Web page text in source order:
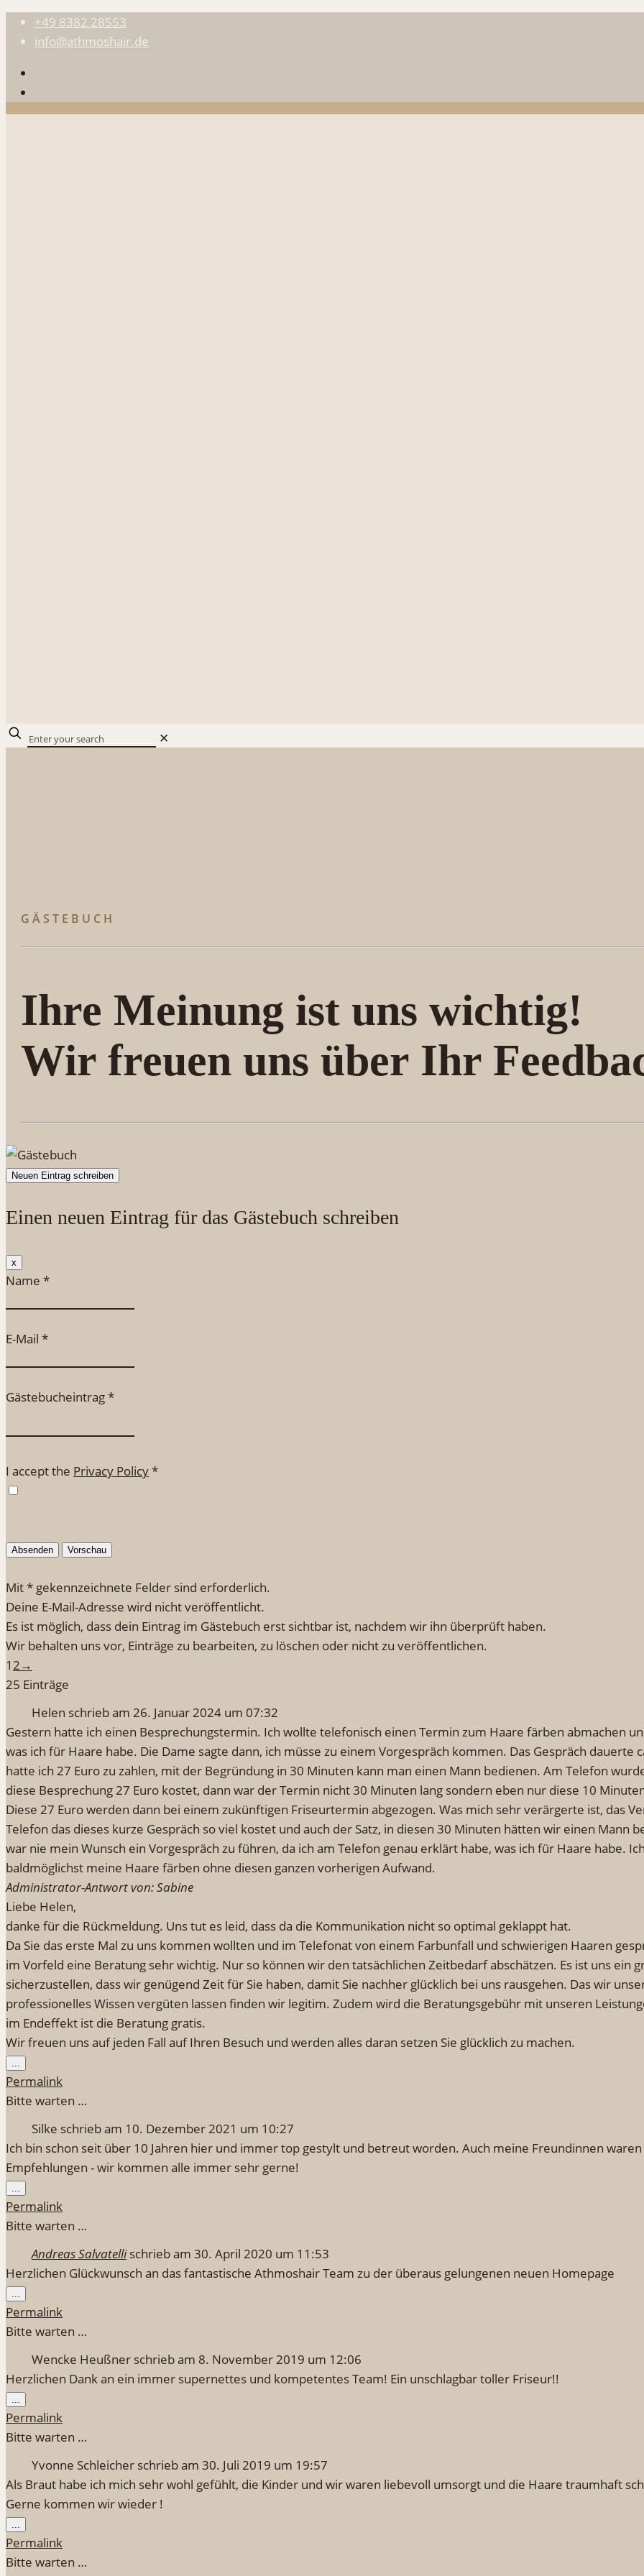
+49 8382 28553
info@athmoshair.de
✕
GÄSTEBUCH
Ihre Meinung ist uns wichtig!
Wir freuen uns über Ihr
Einen neuen Eintrag für das Gästebuch schreiben
x
Formular
ausblenden
Name *
E-Mail *
Gästebucheintrag*
I accept the Privacy Policy*
Mit * gekennzeichnete Felder sind erforderlich.
Deine E-Mail-Adresse wird nicht veröffentlicht.
Es ist möglich, dass dein Eintrag im Gästebuch erst sichtbar ist, nachdem wir ihn überprüft haben.
Wir behalten uns vor, Einträge zu bearbeiten, zu löschen oder nicht zu veröffentlichen.
Navigation
der
12→
25 Einträge
Helen schrieb am 26. Januar 2024 um 07:32
Gestern hatte ich einen Besprechungstermin. Ich wollte telefonisch einen Termin zum Haare färben abmachen
was ich für Haare habe. Die Dame sagte dann, ich müsse zu einem Vorgespräch kommen. Das Gespräch dauerte
hatte ich 27 Euro zu zahlen, mit der Begründung in 30 Minuten kann man einen Mann bedienen. Am Telefon
diese Besprechung 27 Euro kostet, dann war der Termin nicht 30 Minuten lang sondern eben nur diese 10
Diese 27 Euro werden dann bei einem zukünftigen Friseurtermin abgezogen. Was mich sehr verärgerte ist, das
Telefon das dieses kurze Gespräch so viel kostet und auch der Satz, in diesen 30 Minuten hätten wir einen Mann
war nie mein Wunsch ein Vorgespräch zu führen, da ich am Telefon genau erklärt habe, was ich für Haare habe.
baldmöglichst meine Haare färben ohne diesen ganzen vorherigen Aufwand.
Administrator-Antwort von: Sabine
Liebe Helen,
danke für die Rückmeldung. Uns tut es leid, dass da die Kommunikation nicht so optimal geklappt hat.
Da Sie das erste Mal zu uns kommen wollten und im Telefonat von einem Farbunfall und schwierigen Haaren
im Vorfeld eine Beratung sehr wichtig. Nur so können wir den tatsächlichen Zeitbedarf abschätzen. Es ist uns ein
sicherzustellen, dass wir genügend Zeit für Sie haben, damit Sie nachher glücklich bei uns rausgehen. Das wir
professionelles Wissen vergüten lassen finden wir legitim. Zudem wird die Beratungsgebühr mit unseren
im Endeffekt ist die Beratung gratis.
Wir freuen uns auf jeden Fall auf Ihren Besuch und werden alles daran setzen Sie glücklich zu machen.
...
Metabox
ein-/ausblenden.
Permalink
Bitte warten …
Silke schrieb am 10. Dezember 2021 um 10:27
Ich bin schon seit über 10 Jahren hier und immer top gestylt und betreut worden. Auch meine Freundinnen
Empfehlungen - wir kommen alle immer sehr gerne!
...
Metabox
ein-/ausblenden.
Permalink
Bitte warten …
Andreas Salvatelli schrieb am 30. April 2020 um 11:53
Herzlichen Glückwunsch an das fantastische Athmoshair Team zu der überaus gelungenen neuen Homepage
...
Metabox
ein-/ausblenden.
Permalink
Bitte warten …
Wencke Heußner schrieb am 8. November 2019 um 12:06
Herzlichen Dank an ein immer supernettes und kompetentes Team! Ein unschlagbar toller Friseur!!
...
Metabox
ein-/ausblenden.
Permalink
Bitte warten …
Yvonne Schleicher schrieb am 30. Juli 2019 um 19:57
Als Braut habe ich mich sehr wohl gefühlt, die Kinder und wir waren liebevoll umsorgt und die Haare traumhaft
Gerne kommen wir wieder !
...
Metabox
ein-/ausblenden.
Permalink
Bitte warten …